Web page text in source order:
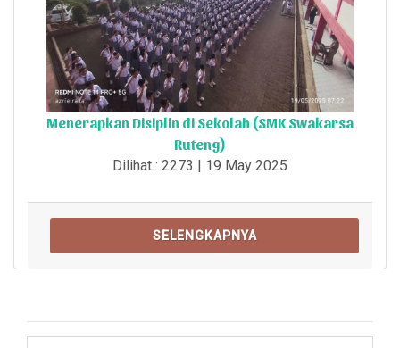
Menerapkan Disiplin di Sekolah (SMK Swakarsa
Ruteng)
Dilihat : 2273 | 19 May 2025
SELENGKAPNYA